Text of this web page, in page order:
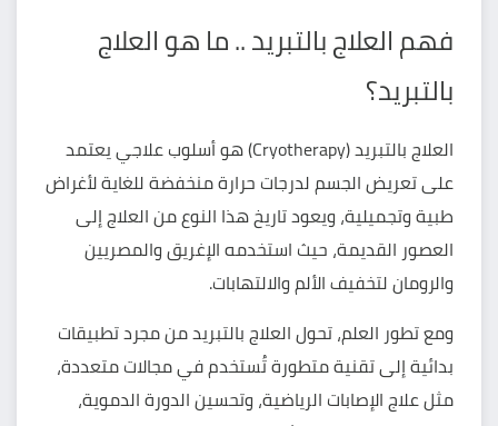
فهم العلاج بالتبريد .. ما هو العلاج
بالتبريد؟
العلاج بالتبريد (Cryotherapy)
هو أسلوب علاجي يعتمد
على تعريض الجسم لدرجات حرارة منخفضة للغاية لأغراض
طبية وتجميلية، ويعود تاريخ هذا النوع من العلاج إلى
العصور القديمة، حيث استخدمه الإغريق والمصريين
والرومان لتخفيف الألم والالتهابات.
ومع تطور العلم، تحول العلاج بالتبريد من مجرد تطبيقات
بدائية إلى تقنية متطورة تُستخدم في مجالات متعددة،
مثل علاج الإصابات الرياضية، وتحسين الدورة الدموية،